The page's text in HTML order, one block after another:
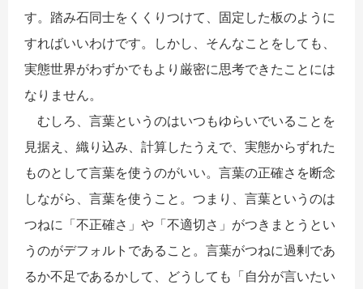
す。踏み石同士をくくりつけて、固定した板のように
すればいいわけです。しかし、そんなことをしても、
実態世界がわずかでもより厳密に思考できたことには
なりません。
むしろ、言葉というのはいつもゆらいでいることを
見据え、織り込み、計算したうえで、実態からずれた
ものとして言葉を使うのがいい。言葉の正確さを断念
しながら、言葉を使うこと。つまり、言葉というのは
つねに「不正確さ」や「不適切さ」がつきまとうとい
うのがデフォルトであること。言葉がつねに過剰であ
るか不足であるかして、どうしても「自分が言いたい